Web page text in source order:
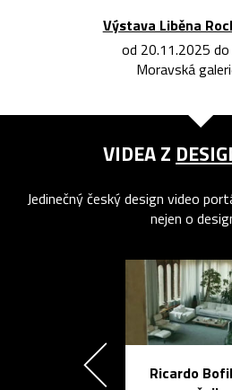
Výstava Liběna
od 20.11.2025
Moravská
VIDEA Z
Jedinečný český design video
nejen o
Ricardo